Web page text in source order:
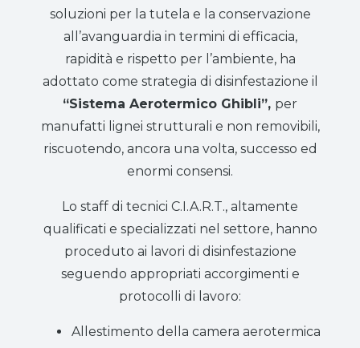
soluzioni per la tutela e la conservazione
all’avanguardia in termini di efficacia,
rapidità e rispetto per l’ambiente, ha
adottato come strategia di disinfestazione il
“Sistema Aerotermico Ghibli”, per
manufatti lignei strutturali e non removibili,
riscuotendo, ancora una volta, successo ed
enormi consensi.
Lo staff di tecnici C.I.A.R.T., altamente
qualificati e specializzati nel settore, hanno
proceduto ai lavori di disinfestazione
seguendo appropriati accorgimenti e
protocolli di lavoro:
Allestimento della camera aerotermica